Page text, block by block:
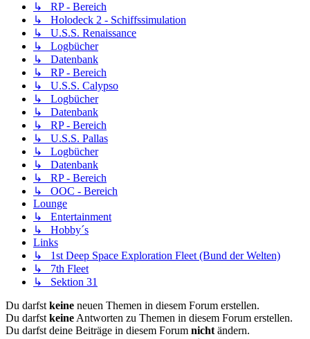
↳ RP - Bereich
↳ Holodeck 2 - Schiffssimulation
↳ U.S.S. Renaissance
↳ Logbücher
↳ Datenbank
↳ RP - Bereich
↳ U.S.S. Calypso
↳ Logbücher
↳ Datenbank
↳ RP - Bereich
↳ U.S.S. Pallas
↳ Logbücher
↳ Datenbank
↳ RP - Bereich
↳ OOC - Bereich
Lounge
↳ Entertainment
↳ Hobby´s
Links
↳ 1st Deep Space Exploration Fleet (Bund der Welten)
↳ 7th Fleet
↳ Sektion 31
Du darfst keine neuen Themen in diesem Forum erstellen.
Du darfst keine Antworten zu Themen in diesem Forum erstellen.
Du darfst deine Beiträge in diesem Forum nicht ändern.